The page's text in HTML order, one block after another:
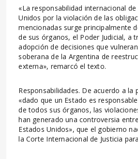
«La responsabilidad internacional
Unidos por la violación de las
mencionadas surge principalmente
de sus órganos, el Poder Judicial, a
adopción de decisiones que
soberana de la Argentina de
externa», remarcó el texto.
Responsabilidades. De acuerdo a la
«dado que un Estado es
de todos sus órganos, las
han generado una controversia
Estados Unidos», que el gobierno
la Corte Internacional de Justicia